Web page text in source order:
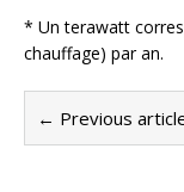
* Un terawatt
chauffage) par an.
← Previous